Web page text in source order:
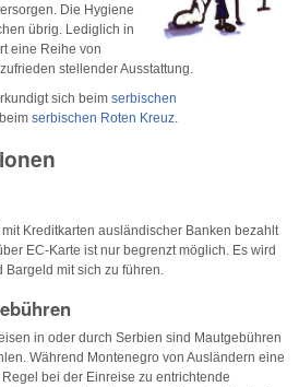
Die Hygiene
übrig. Lediglich in
eine Reihe von
stellender Ausstattung.
sich beim serbischen
serbischen Roten Kreuz.
Kreditkarten ausländischer Banken bezahlt
EC-Karte ist nur begrenzt möglich. Es wird
mit sich zu führen.
in oder durch Serbien sind Mautgebühren
Während Montenegro von Ausländern eine
bei der Einreise zu entrichtende